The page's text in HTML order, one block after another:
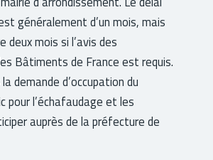
généralement d’un mois, mais
mois si l’avis des
Bâtiments de France est requis.
demande d’occupation du
pour l’échafaudage et les
auprès de la préfecture de